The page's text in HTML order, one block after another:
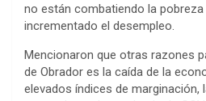
no están combatiendo la
incrementado el desempleo.
Mencionaron que otras razones
de Obrador es la caída de la
elevados índices de marginación,